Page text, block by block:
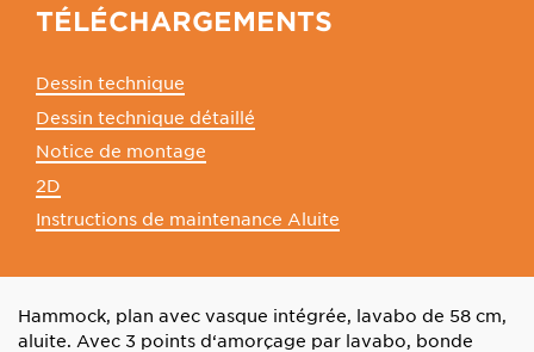
TÉLÉCHARGEMENTS
Dessin technique
Dessin technique détaillé
Notice de montage
2D
Instructions de maintenance Aluite
Hammock, plan avec vasque intégrée, lavabo de 58 cm,
aluite. Avec 3 points d‘amorçage par lavabo, bonde